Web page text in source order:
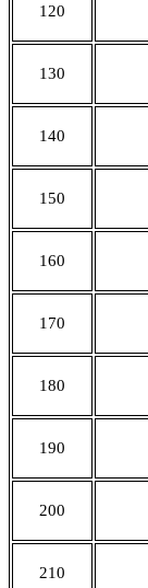
120
130
140
150
160
170
180
190
200
210